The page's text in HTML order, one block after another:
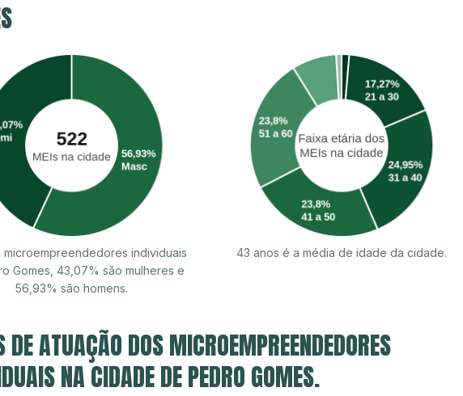
microempreendedores individuais
Gomes, 43,07% são mulheres e
56,93% são homens.
43 anos é a média de idade da cidade.
DE ATUAÇÃO DOS MICROEMPREENDEDORES
NA CIDADE DE PEDRO GOMES.